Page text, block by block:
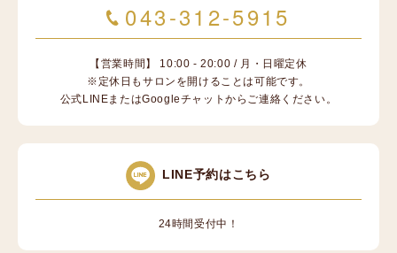
043-312-5915
【営業時間】 10:00 - 20:00 / 月・日曜定休
※定休日もサロンを開けることは可能です。
公式LINEまたはGoogleチャットからご連絡ください。
LINE予約はこちら
24時間受付中！